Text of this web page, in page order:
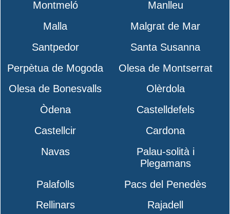
Montmeló
Manlleu
Malla
Malgrat de Mar
Santpedor
Santa Susanna
Perpètua de Mogoda
Olesa de Montserrat
Olesa de Bonesvalls
Olèrdola
Òdena
Castelldefels
Castellcir
Cardona
Navas
Palau-solità i
Plegamans
Palafolls
Pacs del Penedès
Rellinars
Rajadell